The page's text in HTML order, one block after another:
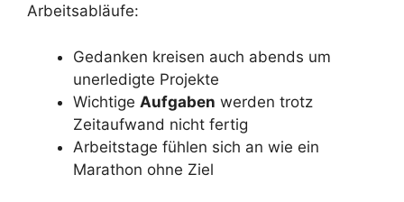
Arbeitsabläufe:
Gedanken kreisen auch abends um
unerledigte Projekte
Wichtige Aufgaben werden trotz
Zeitaufwand nicht fertig
Arbeitstage fühlen sich an wie ein
Marathon ohne Ziel